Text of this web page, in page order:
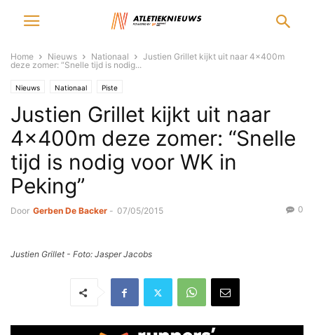
Home Nieuws Nationaal
Justien Grillet kijkt uit naar 4x400m
deze zomer: “Snelle tijd is nodig...
Nieuws Nationaal Piste
Justien Grillet kijkt uit naar
4x400m deze zomer: “Snelle
tijd is nodig voor WK in
Peking”
Door Gerben De Backer - 07/05/2015 0
Justien Grillet - Foto: Jasper Jacobs